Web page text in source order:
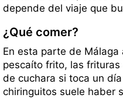
depende del viaje que
¿Qué comer?
En esta parte de
pescaíto frito, las
de cuchara si toca un
chiringuitos suele haber